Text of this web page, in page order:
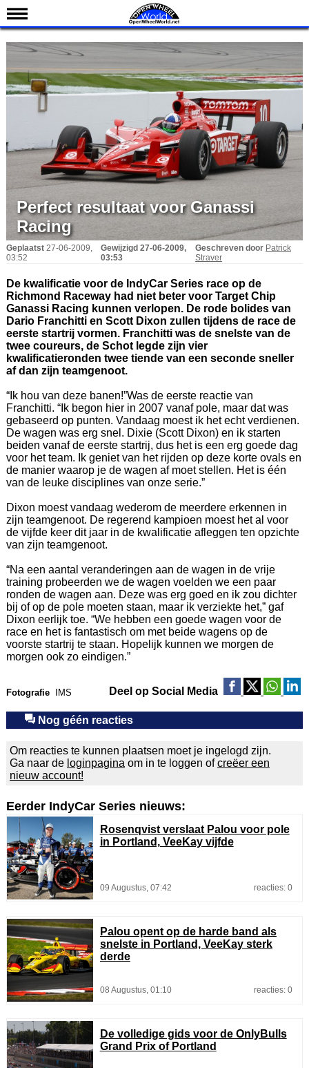
Nieuws
Uitslagen
Standen
Teams
IndyCar 101
Indy 500
English
Perfect resultaat voor Ganassi
Racing
Geplaatst 27-06-2009,
03:52
Gewijzigd 27-06-2009,
03:53
Geschreven door Patrick
Straver
De kwalificatie voor de IndyCar Series race op de
Richmond Raceway had niet beter voor Target Chip
Ganassi Racing kunnen verlopen. De rode bolides van
Dario Franchitti en Scott Dixon zullen tijdens de race de
eerste startrij vormen. Franchitti was de snelste van de
twee coureurs, de Schot legde zijn vier
kwalificatieronden twee tiende van een seconde sneller
af dan zijn teamgenoot.
“Ik hou van deze banen!”Was de eerste reactie van
Franchitti. “Ik begon hier in 2007 vanaf pole, maar dat was
gebaseerd op punten. Vandaag moest ik het echt verdienen.
De wagen was erg snel. Dixie (Scott Dixon) en ik starten
beiden vanaf de eerste startrij, dus het is een erg goede dag
voor het team. Ik geniet van het rijden op deze korte ovals en
de manier waarop je de wagen af moet stellen. Het is één
van de leuke disciplines van onze serie.”
Dixon moest vandaag wederom de meerdere erkennen in
zijn teamgenoot. De regerend kampioen moest het al voor
de vijfde keer dit jaar in de kwalificatie afleggen ten opzichte
van zijn teamgenoot.
“Na een aantal veranderingen aan de wagen in de vrije
training probeerden we de wagen voelden we een paar
ronden de wagen aan. Deze was erg goed en ik zou dichter
bij of op de pole moeten staan, maar ik verziekte het,” gaf
Dixon eerlijk toe. “We hebben een goede wagen voor de
race en het is fantastisch om met beide wagens op de
voorste startrij te staan. Hopelijk kunnen we morgen de
morgen ook zo eindigen.”
Fotografie IMS Deel op Social Media
Nog géén reacties
Om reacties te kunnen plaatsen moet je ingelogd zijn.
Ga naar de loginpagina om in te loggen ofcreëer een
nieuw account!
Eerder IndyCar Series nieuws:
Rosenqvist verslaat Palou voor pole
in Portland, VeeKay vijfde
09 Augustus, 07:42 reacties: 0
Palou opent op de harde band als
snelste in Portland, VeeKay sterk
derde
08 Augustus, 01:10 reacties: 0
De volledige gids voor de OnlyBulls
Grand Prix of Portland